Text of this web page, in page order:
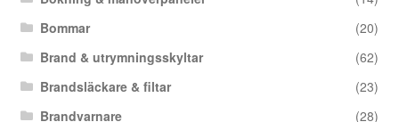
Bommar
(20)
Brand & utrymningsskyltar
(62)
Brandsläckare & filtar
(23)
Brandvarnare
(28)